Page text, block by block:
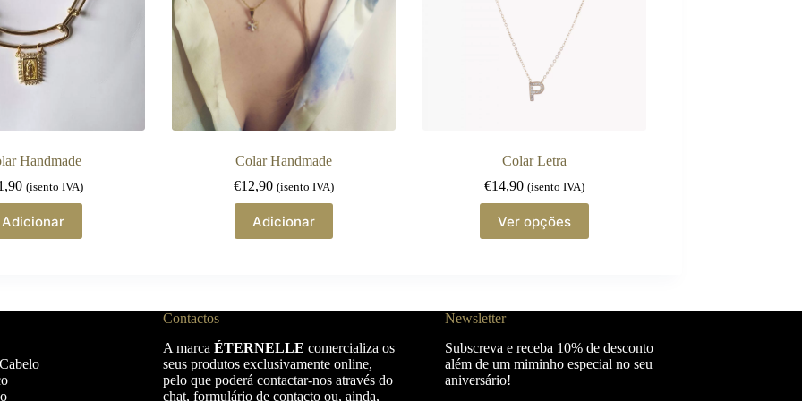
Handmade
(isento IVA)
Adicionar
Colar Handmade
€12,90 (isento IVA)
Adicionar
Colar Letra
€14,90 (isento IVA)
Ver opções
product
has
chosen
on
Contactos
A marca ÉTERNELLE comercializa os
seus produtos exclusivamente online,
pelo que poderá contactar-nos através do
chat, formulário de contacto ou, ainda,
Newsletter
Subscreva e receba 10% de desconto
além de um miminho especial no seu
aniversário!